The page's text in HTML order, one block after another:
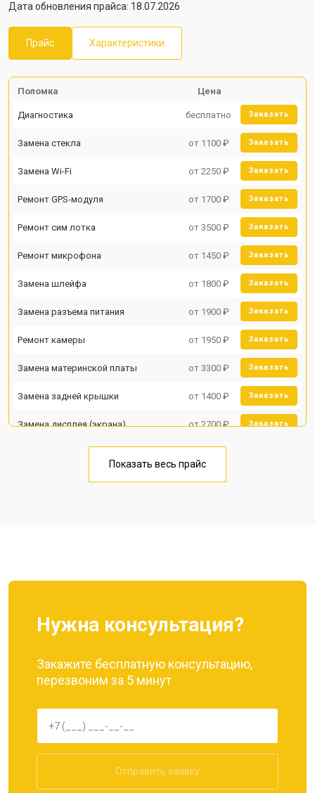
Дата обновления прайса: 18.07.2026
Прайс Характеристики
Поломка Цена
Диагностика бесплатно Заказать
Замена стекла от 1100 ₽ Заказать
Замена Wi-Fi от 2250 ₽ Заказать
Ремонт GPS-модуля от 1700 ₽ Заказать
Ремонт сим лотка от 3500 ₽ Заказать
Ремонт микрофона от 1450 ₽ Заказать
Замена шлейфа от 1800 ₽ Заказать
Замена разъема питания от 1900 ₽ Заказать
Ремонт камеры от 1950 ₽ Заказать
Замена материнской платы от 3300 ₽ Заказать
Замена задней крышки от 1400 ₽ Заказать
Замена дисплея (экрана) от 2700 ₽ Заказать
Замена кнопки включения от 1750 ₽
Показать весь прайс
Нужна консультация?
Закажите бесплатную консультацию,
перезвоним за 5 минут
Отправить заявку